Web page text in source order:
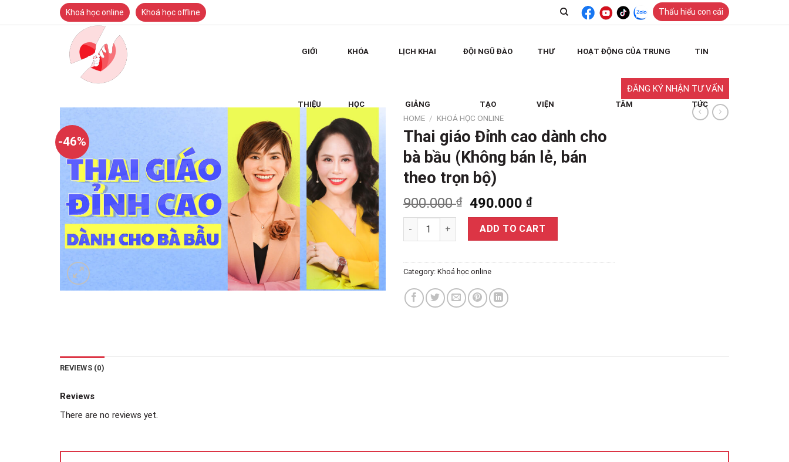
Khoá học online Khoá học offline Thấu hiểu con cái
GIỚI
THIỆU
KHÓA
HỌC
LỊCH KHAI
GIẢNG
ĐỘI NGŨ ĐÀO
TẠO
THƯ
VIỆN
HOẠT ĐỘNG CỦA TRUNG
TÂM
TIN
TỨC
ĐĂNG KÝ NHẬN TƯ VẤN
-46%
HOME / KHOÁ HỌC ONLINE
Thai giáo Đỉnh cao dành cho
bà bầu (Không bán lẻ, bán
theo trọn bộ)
900.000₫ 490.000₫
Thai giáo Đỉnh cao dành cho bà bầu (Không bán lẻ, bán theo trọn bộ) quantity
ADD TO CART
Category: Khoá học online
REVIEWS (0)
Reviews
There are no reviews yet.